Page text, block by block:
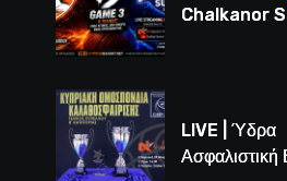
Chalkanor
LIVE | Ύδρα
Ασφαλιστική